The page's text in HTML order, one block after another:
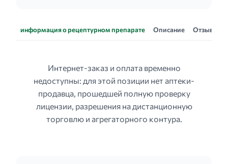
информация о рецептурном препарате Описание Отзывы
Интернет-заказ и оплата временно
недоступны: для этой позиции нет аптеки-
продавца, прошедшей полную проверку
лицензии, разрешения на дистанционную
торговлю и агрегаторного контура.